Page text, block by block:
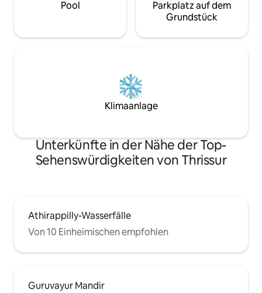
Pool
Parkplatz auf dem
Grundstück
Klimaanlage
Unterkünfte in der Nähe der Top-
Sehenswürdigkeiten von Thrissur
Athirappilly-Wasserfälle
Von 10 Einheimischen empfohlen
Guruvayur Mandir